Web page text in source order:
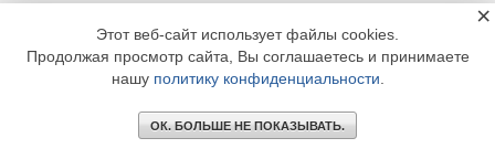
Этот веб-сайт использует файлы cookies.
Продолжая просмотр сайта, Вы соглашаетесь и принимаете
нашу политику конфиденциальности
ОК. БОЛЬШЕ НЕ ПОКАЗЫВАТЬ.
×